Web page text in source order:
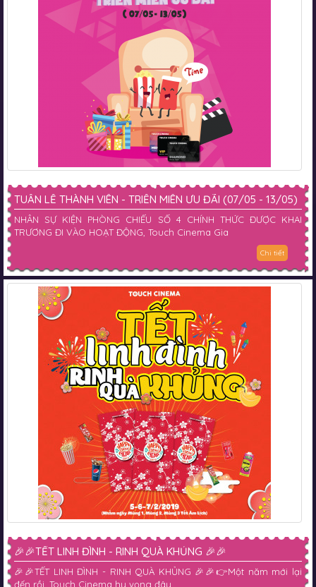
TUẦN LỄ THÀNH VIÊN - TRIỀN MIÊN ƯU ĐÃI (07/05 - 13/05)
NHÂN SỰ KIỆN PHÒNG CHIẾU SỐ 4 CHÍNH THỨC ĐƯỢC KHAI
TRƯƠNG ĐI VÀO HOẠT ĐỘNG, Touch Cinema Gia
Chi tiết
🎉🎉TẾT LINH ĐÌNH - RINH QUÀ KHỦNG 🎉🎉
🎉🎉TẾT LINH ĐÌNH - RINH QUÀ KHỦNG 🎉🎉👉Một năm mới lại
đến rồi. Touch Cinema hy vọng đây